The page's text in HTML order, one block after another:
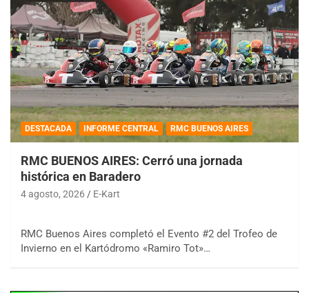
DESTACADA INFORME CENTRAL RMC BUENOS AIRES
RMC BUENOS AIRES: Cerró una jornada
histórica en Baradero
4 agosto, 2026 E-Kart
RMC Buenos Aires completó el Evento #2 del Trofeo de
Invierno en el Kartódromo «Ramiro Tot»…